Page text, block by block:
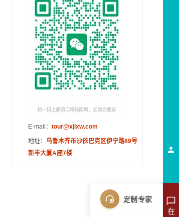
E-mail： tour@xjlxw.com
地址： 乌鲁木齐市沙依巴克区伊宁路89号
新丰大厦A座7楼
在
定制专家